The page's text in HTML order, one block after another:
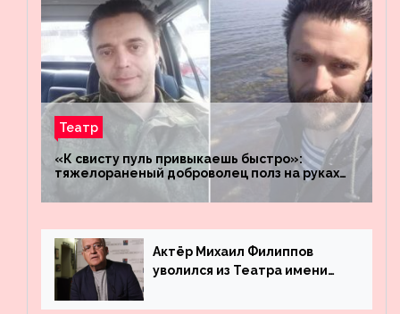
Театр
«К свисту пуль привыкаешь быстро»:
тяжелораненый доброволец полз на руках
четыре километра через заминированное
поле
Актёр Михаил Филиппов
уволился из Театра имени